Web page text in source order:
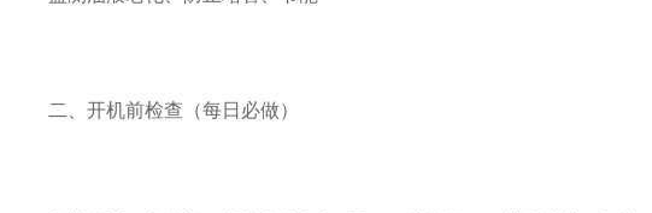
二、开机前检查（每日必做）